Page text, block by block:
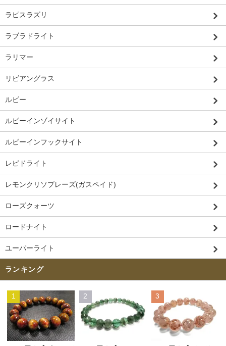
ラピスラズリ
ラブラドライト
ラリマー
リビアングラス
ルビー
ルビーインゾイサイト
ルビーインフックサイト
レピドライト
レモンクリソプレーズ(ガスペイド)
ローズクォーツ
ロードナイト
ユーパーライト
ランキング
1 2 3